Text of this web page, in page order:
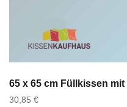
65 x 65 cm Füllkissen
30,85 €